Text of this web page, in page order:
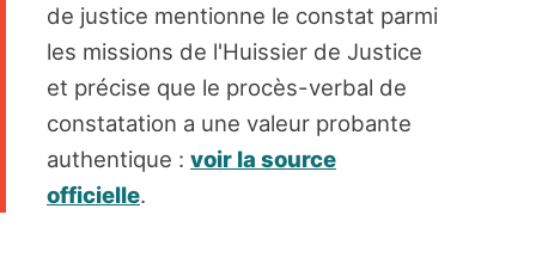
de justice mentionne le constat parmi
les missions de l'Huissier de Justice
et précise que le procès-verbal de
constatation a une valeur probante
authentique : voir la source
officielle.